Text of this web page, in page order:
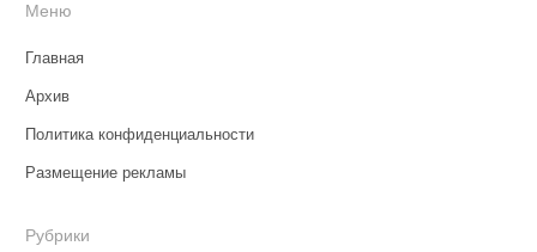
Меню
Главная
Архив
Политика конфиденциальности
Размещение рекламы
Рубрики